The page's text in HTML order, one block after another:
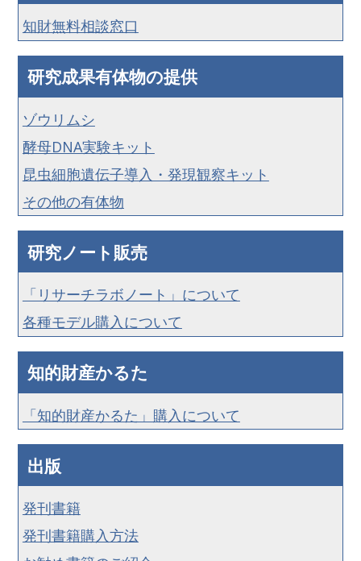
知財無料相談窓口
研究成果有体物の提供
ゾウリムシ
酵母DNA実験キット
昆虫細胞遺伝子導入・発現観察キット
その他の有体物
研究ノート販売
「リサーチラボノート」について
各種モデル購入について
知的財産かるた
「知的財産かるた」購入について
出版
発刊書籍
発刊書籍購入方法